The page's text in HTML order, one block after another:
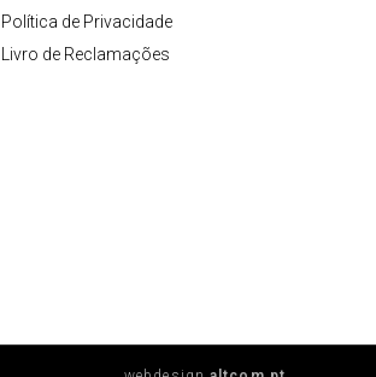
Política de Privacidade
Livro de Reclamações